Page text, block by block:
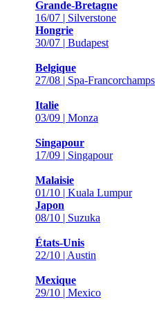
Grande-Bretagne
16/07 | Silverstone
Hongrie
30/07 | Budapest
Belgique
27/08 | Spa-Francorchamps
Italie
03/09 | Monza
Singapour
17/09 | Singapour
Malaisie
01/10 | Kuala Lumpur
Japon
08/10 | Suzuka
États-Unis
22/10 | Austin
Mexique
29/10 | Mexico